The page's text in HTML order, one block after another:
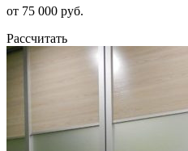
от 75 000 руб.
Рассчитать